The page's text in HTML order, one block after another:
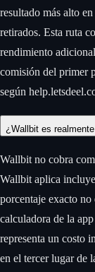
resultado más alto
retirados. Esta ruta
rendimiento
comisión del primer
según
¿Wallbit es
Wallbit no cobra
Wallbit aplica
porcentaje exacto
calculadora de la
representa un costo
en el tercer lugar de